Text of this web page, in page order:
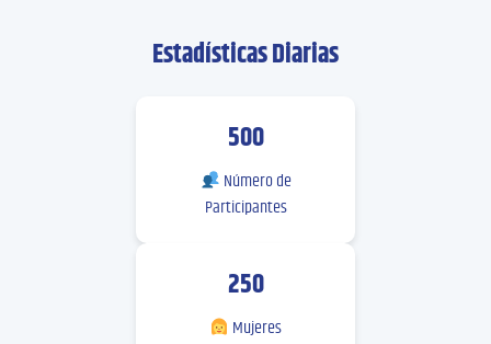
Estadísticas Diarias
500
Número de
Participantes
250
Mujeres